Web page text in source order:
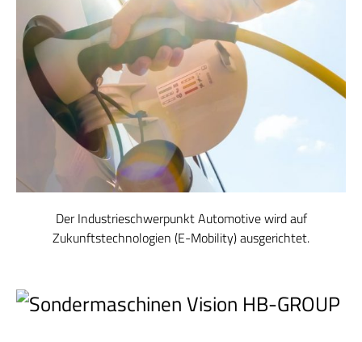
Der Industrieschwerpunkt Automotive wird auf
Zukunftstechnologien (E-Mobility) ausgerichtet.